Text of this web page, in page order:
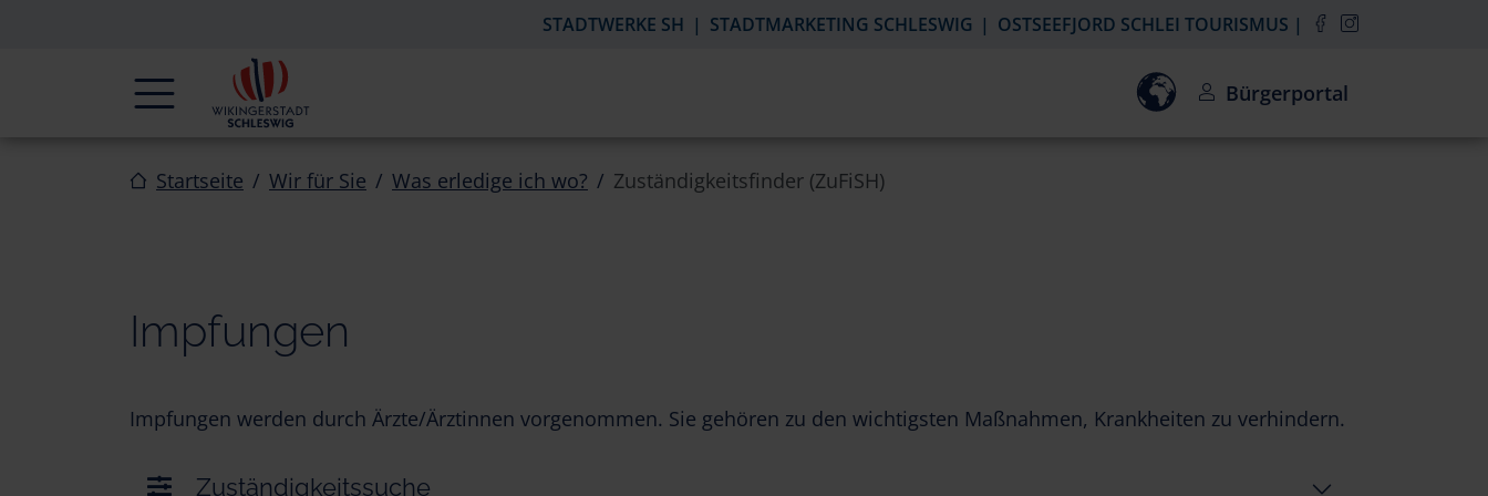
STADTWERKE SH STADTMARKETING SCHLESWIG OSTSEEFJORD SCHLEI TOURISMUS
Navigation Einwilligung zur Aktivierung des
Bürgerportal
Startseite Wir für Sie Was erledige ich wo? Zuständigkeitsfinder (ZuFiSH)
Impfungen
Impfungen werden durch Ärzte/Ärztinnen vorgenommen. Sie gehören zu den wichtigsten Maßnahmen, Krankheiten zu verhindern.
Zuständigkeitssuche